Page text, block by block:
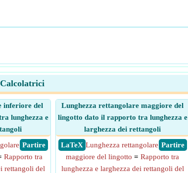
inferiore del
lunghezza e
​ Partire
Rapporto tra
rettangoli del
Lunghezza rettangolare maggiore del
lingotto dato il rapporto tra lunghezza e
larghezza dei rettangoli
​ LaTeX
​ Partire
Lunghezza rettangolare
maggiore del lingotto = Rapporto tra
lunghezza e larghezza dei rettangoli del